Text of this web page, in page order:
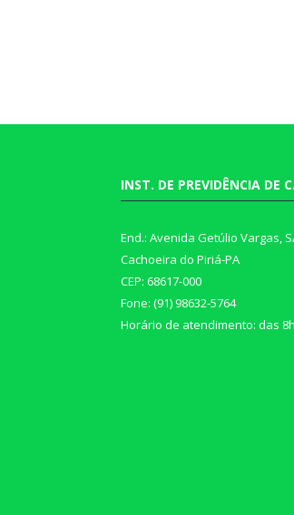
INST. DE PREVIDÊNCIA DE
End.: Avenida Getúlio Vargas,
Cachoeira do Piriá-PA
CEP: 68617-000
Fone: (91) 98632-5764
Horário de atendimento: das